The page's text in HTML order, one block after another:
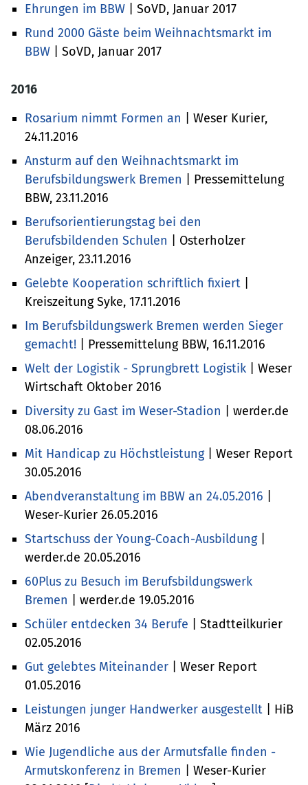
Ehrungen im BBW | SoVD, Januar 2017
Rund 2000 Gäste beim Weihnachtsmarkt im
BBW | SoVD, Januar 2017
2016
Rosarium nimmt Formen an | Weser Kurier,
24.11.2016
Ansturm auf den Weihnachtsmarkt im
Berufsbildungswerk Bremen | Pressemittelung
BBW, 23.11.2016
Berufsorientierungstag bei den
Berufsbildenden Schulen | Osterholzer
Anzeiger, 23.11.2016
Gelebte Kooperation schriftlich fixiert
Kreiszeitung Syke, 17.11.2016
Im Berufsbildungswerk Bremen werden Sieger
gemacht! | Pressemittelung BBW, 16.11.2016
Welt der Logistik - Sprungbrett Logistik | Weser
Wirtschaft Oktober 2016
Diversity zu Gast im Weser-Stadion | werder.de
08.06.2016
Mit Handicap zu Höchstleistung| Weser Report
30.05.2016
Abendveranstaltung im BBW an 24.05.2016
Weser-Kurier 26.05.2016
Startschuss der Young-Coach-Ausbildung|
werder.de 20.05.2016
60Plus zu Besuch im Berufsbildungswerk
Bremen | werder.de 19.05.2016
Schüler entdecken 34 Berufe | Stadtteilkurier
02.05.2016
Gut gelebtes Miteinander | Weser Report
01.05.2016
Leistungen junger Handwerker ausgestellt | HiB
März 2016
Wie Jugendliche aus der Armutsfalle finden -
Armutskonferenz in Bremen | Weser-Kurier